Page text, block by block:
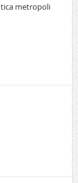
metropoli